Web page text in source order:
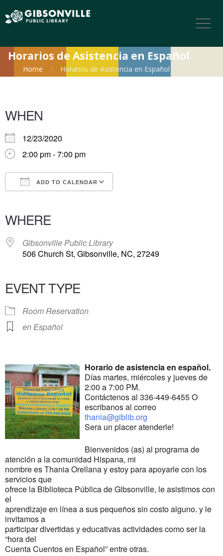
Horarios de Asistencia en Español
Home Horarios de Asistencia en Español
WHEN
12/23/2020
2:00 pm - 7:00 pm
ADD TO CALENDAR
WHERE
Gibsonville Public Library
506 Church St, Gibsonville, NC, 27249
EVENT TYPE
Room Reservation
en Español
Horario de asistencia en español.
Días martes, miércoles y jueves de
2:00 a 7:00 PM.
Contáctenos al 336-449-6455 O
escribanos al correo
thania@giblib.org
Sera un placer atenderle!
Bienvenidos (as) al programa de
atención a la comunidad Hispana, mi
nombre es Thania Orellana y estoy para apoyarle con los
servicios que
ofrece la Biblioteca Pública de Gibsonville, le asistimos con
el
aprendizaje en línea a sus pequeños sin costo alguno. y le
invitamos a
participar divertidas y educativas actividades como ser la
“hora del
Cuenta Cuentos en Español” entre otras.